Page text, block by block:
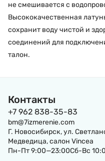
не смешивается с
Высококачественная
сохранит воду чистой и
соединений для
талон.
Контакты
+7 962 838-35-83
bm@7izmerenie.com
Г. Новосибирск, ул.
Медведица, салон Vincea
Пн-Пт 9:00—23:00Сб-Вс